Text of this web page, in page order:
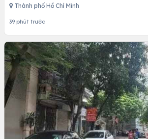
Thành phố Hồ Chí Minh
39 phút trước